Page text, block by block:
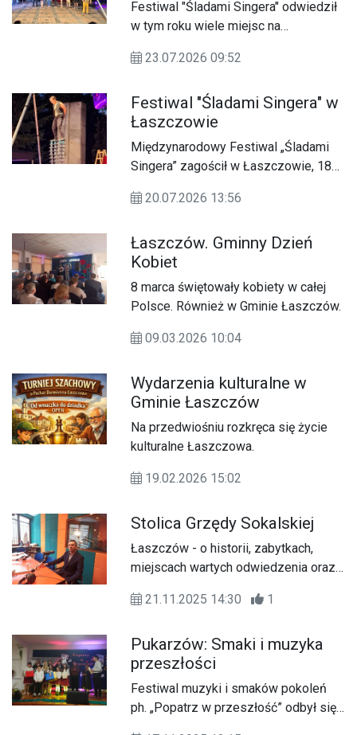
Festiwal "Śladami Singera" odwiedził
w tym roku wiele miejsc na
trasa dobiega końca, a my
dla oczu i ducha, której jedna z odsłon
miała miejsce w Łaszczowie.
23.07.2026 09:52
Festiwal "Śladami Singera" w
Łaszczowie
Międzynarodowy Festiwal „Śladami
Singera” zagościł w Łaszczowie, 18
20.07.2026 13:56
Łaszczów. Gminny Dzień
Kobiet
8 marca świętowały kobiety w całej
Polsce. Również w Gminie Łaszczów.
09.03.2026 10:04
Wydarzenia kulturalne w
Gminie Łaszczów
Na przedwiośniu rozkręca się życie
kulturalne Łaszczowa.
19.02.2026 15:02
Stolica Grzędy Sokalskiej
Łaszczów - o historii, zabytkach,
miejscach wartych odwiedzenia oraz
Sławomir Litkowiec, Przewodniczący
21.11.2025 14:30 1
Pukarzów: Smaki i muzyka
przeszłości
Festiwal muzyki i smaków pokoleń
ph. „Popatrz w przeszłość” odbył się